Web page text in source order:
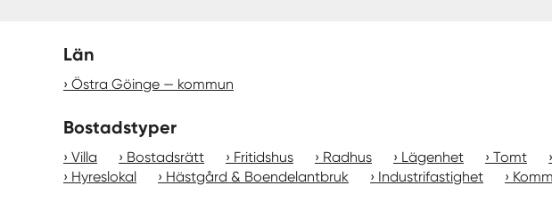
Län
Östra Göinge — kommun
Bostadstyper
Villa Bostadsrätt Fritidshus Radhus Lägenhet Tomt
Hyreslokal
Hästgård & Boendelantbruk Industrifastighet